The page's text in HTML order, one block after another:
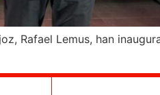
Rafael Lemus, han